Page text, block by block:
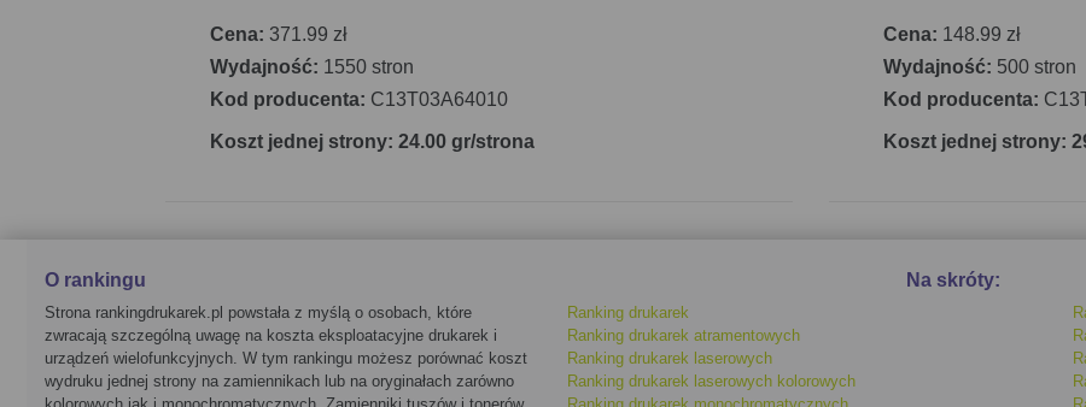
Cena: 371.99 zł
Wydajność: 1550 stron
Kod producenta: C13T03A64010
Koszt jednej strony: 24.00 gr/strona
Cena: 148.99 zł
Wydajność: 500 stron
Kod producenta:
Koszt jednej strony:
O rankingu
Strona rankingdrukarek.pl powstała z myślą o osobach, które
zwracają szczególną uwagę na koszta eksploatacyjne drukarek i
urządzeń wielofunkcyjnych. W tym rankingu możesz porównać koszt
wydruku jednej strony na zamiennikach lub na oryginałach zarówno
Na skróty:
Ranking drukarek
Ranking drukarek atramentowych
Ranking drukarek laserowych
Ranking drukarek laserowych kolorowych